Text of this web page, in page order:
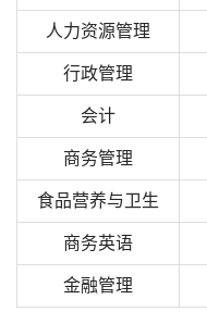
人力资源管理
行政管理
会计
商务管理
食品营养与卫生
商务英语
金融管理